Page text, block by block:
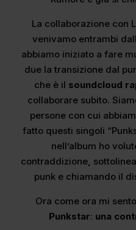
La collaborazione con
venivamo entrambi
abbiamo iniziato a fare
due la transizione dal
che è il soundcloud
collaborare subito.
persone con cui
fatto questi singoli
nell’album ho
contraddizione,
punk e chiamando il
Ora come ora mi
Punkstar: una